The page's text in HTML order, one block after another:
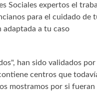
Sociales expertos el
para el cuidado de
adaptada a tu caso
han sido validados por
centros que
mostramos por si fueran